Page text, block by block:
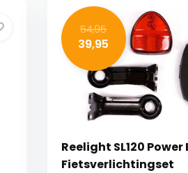
54,95
39,95
Reelight SL120
Fietsverlichtingset